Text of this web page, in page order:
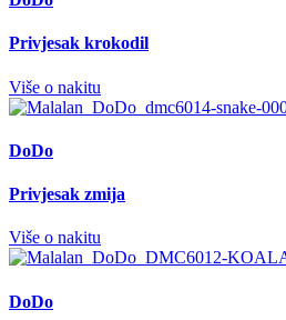
Privjesak krokodil
Više o nakitu
DoDo
Privjesak zmija
Više o nakitu
DoDo